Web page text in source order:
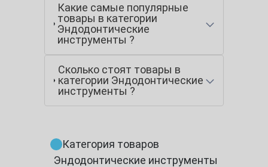
Какие самые популярные
товары в категории
Эндодонтические
инструменты ?
Сколько стоят товары в
категории Эндодонтические
инструменты ?
Категория товаров
Эндодонтические инструменты